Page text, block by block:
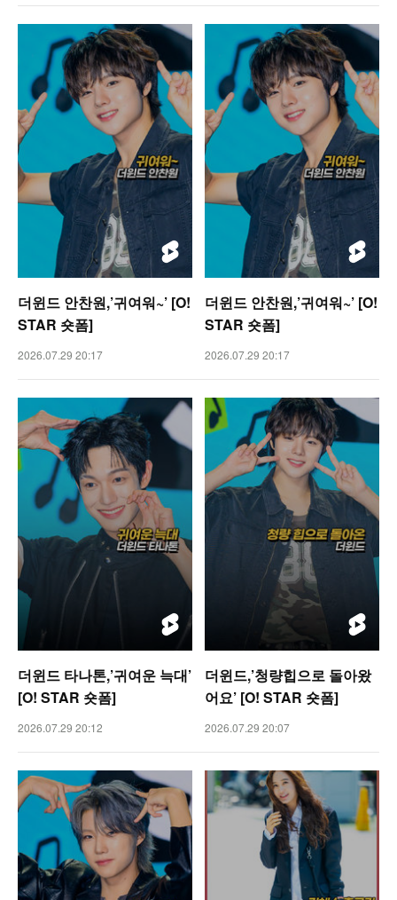
더윈드 안찬원,’귀여워~’ [O!
STAR 숏폼]
2026.07.29 20:17
더윈드 안찬원,’귀여워~’ [O!
STAR 숏폼]
2026.07.29 20:17
더윈드 타나톤,’귀여운 늑대’
[O! STAR 숏폼]
2026.07.29 20:12
더윈드,’청량힙으로 돌아왔
어요’ [O! STAR 숏폼]
2026.07.29 20:07